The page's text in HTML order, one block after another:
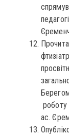
роботу
ас.